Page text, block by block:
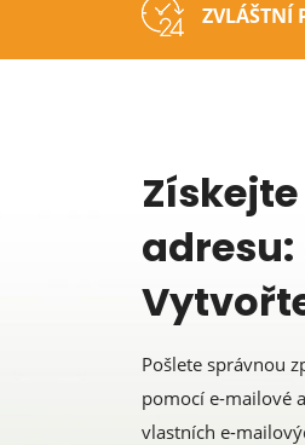
ZVLÁŠTNÍ
adresu:
Pošlete správnou
pomocí e-mailové
vlastních e-